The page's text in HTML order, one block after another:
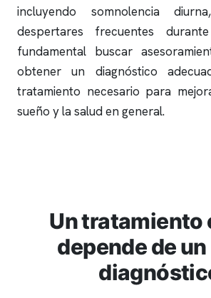
incluyendo somnolencia
despertares frecuentes
fundamental buscar
obtener un diagnóstico
tratamiento necesario para
sueño y la salud en general.
Un tratamiento
depende de